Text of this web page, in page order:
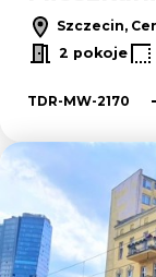
Szczecin,
2 pokoje
TDR-MW-2170